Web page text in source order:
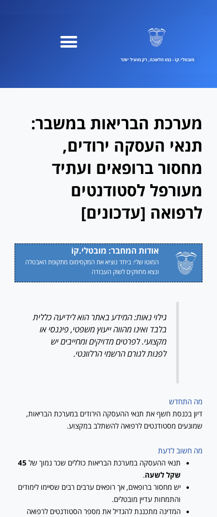
מובטלי.קוֹ - כמו הלשכה, רק מועיל יותר
מערכת הבריאות במשבר:
תנאי העסקה ירודים,
מחסור ברופאים ועתיד
מעורפל לסטודנטים
לרפואה [עדכונים]
אודות המחבר: מובטלי.קוֹ
המוטו שלי: ביחד נוציא את המקסימום מתקופת האבטלה
ונצא מחוזקים לשוק העבודה
גילוי נאות: המידע באתר הוא לידיעה כללית
בלבד ואינו מהווה ייעוץ משפטי, פיננסי או
מקצועי. לפרטים מדויקים ומחייבים יש
לפנות לגורם הרשמי הרלוונטי.
מה התחדש
דיון בכנסת חשף את תנאי ההעסקה הירודים במערכת הבריאות,
שמונעים מסטודנטים לרפואה להשתלב במקצוע.
מה חשוב לדעת
תנאי ההעסקה במערכת הבריאות כוללים שכר נמוך של 45
שקל לשעה.
יש מחסור ברופאים, אך רופאים ערבים רבים שסיימו לימודים
והתמחות עדיין מובטלים.
המדינה מתכננת להגדיל את מספר הסטודנטים לרפואה